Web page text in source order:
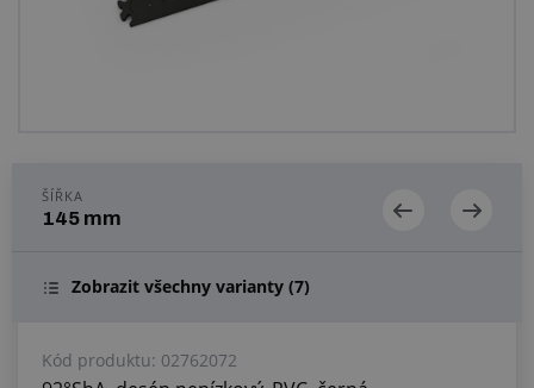
Vše o nákupu
ŠÍŘKA
145 mm
Zobrazit všechny varianty (7)
Kód produktu: 02762072